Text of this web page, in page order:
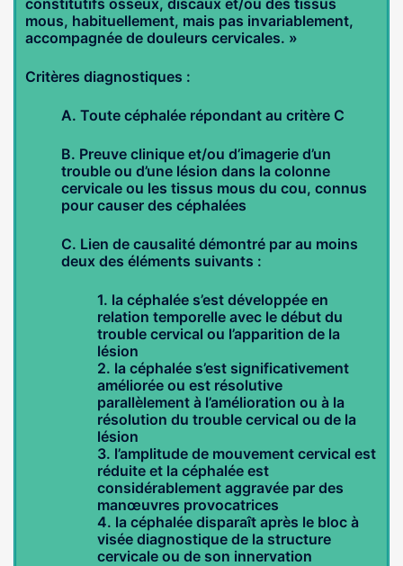
constitutifs osseux, discaux et/ou des tissus
mous, habituellement, mais pas invariablement,
accompagnée de douleurs cervicales. »
Critères diagnostiques :
A. Toute céphalée répondant au critère C
B. Preuve clinique et/ou d’imagerie d’un
trouble ou d’une lésion dans la colonne
cervicale ou les tissus mous du cou, connus
pour causer des céphalées
C. Lien de causalité démontré par au moins
deux des éléments suivants :
1. la céphalée s’est développée en
relation temporelle avec le début du
trouble cervical ou l’apparition de la
lésion
2. la céphalée s’est significativement
améliorée ou est résolutive
parallèlement à l’amélioration ou à la
résolution du trouble cervical ou de la
lésion
3. l’amplitude de mouvement cervical est
réduite et la céphalée est
considérablement aggravée par des
manœuvres provocatrices
4. la céphalée disparaît après le bloc à
visée diagnostique de la structure
cervicale ou de son innervation